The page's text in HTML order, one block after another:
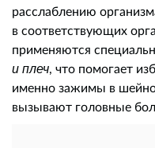
расслаблению
в соответствующих
применяются
и плеч, что помогает
именно зажимы в
вызывают головные